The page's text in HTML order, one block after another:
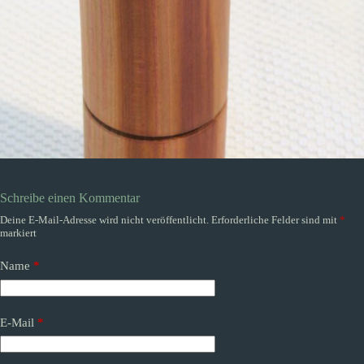
Schreibe einen Kommentar
Deine E-Mail-Adresse wird nicht veröffentlicht. Erforderliche Felder sind mit *
markiert
Name *
E-Mail *